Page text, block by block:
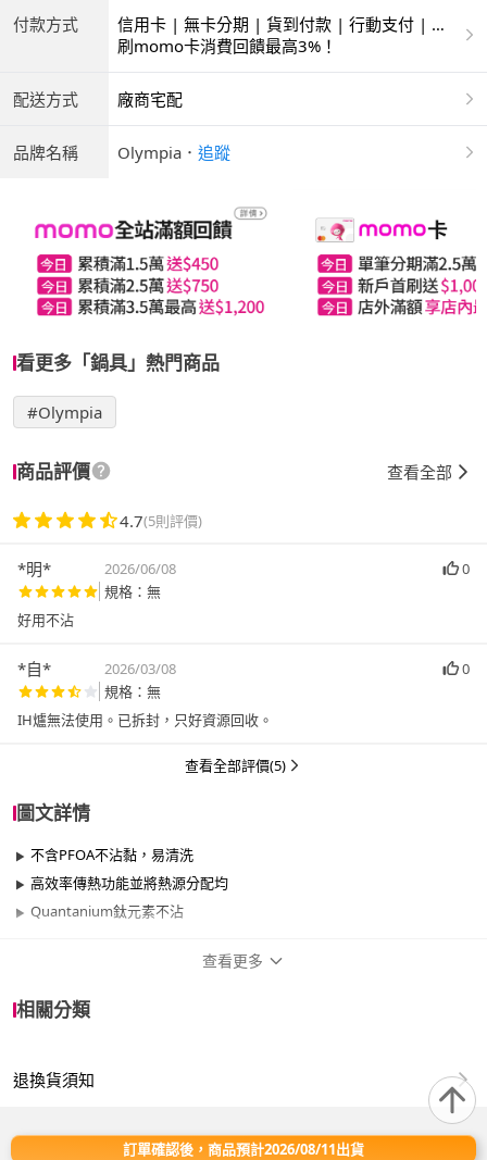
付款方式
信用卡 | 無卡分期 | 貨到付款 | 行動支付 | 超
商付款 | ATM | 銀聯卡
刷momo卡消費回饋最高3%！
配送方式 廠商宅配
品牌名稱 Olympia ． 追蹤
看更多「鍋具」熱門商品
#Olympia
商品評價 查看全部
4.7(5則評價)
*明* 2026/06/08
0
規格：無
好用不沾
*自* 2026/03/08
0
規格：無
IH爐無法使用。已拆封，只好資源回收。
查看全部評價(5)
圖文詳情
不含PFOA不沾黏，易清洗
高效率傳熱功能並將熱源分配均
Quantanium鈦元素不沾
尺寸
材質 其他合金
查看更多
相關分類
退換貨須知
訂單確認後，商品預計2026/08/11出貨